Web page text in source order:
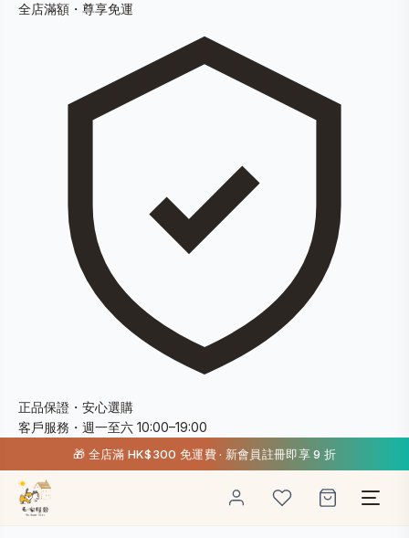
全店滿額・尊享免運
正品保證・安心選購
客戶服務・週一至六 10:00–19:00
🎁 全店滿 HK$300 免運費 · 新會員註冊即享 9 折